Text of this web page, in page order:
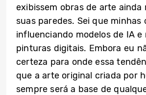
exibissem obras de arte ainda
suas paredes. Sei que minhas
influenciando modelos de IA e
pinturas digitais. Embora eu
certeza para onde essa
que a arte original criada por
sempre será a base de